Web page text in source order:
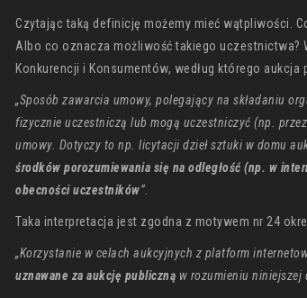
Czytając taką definicję możemy mieć wątpliwości.
Albo co oznacza możliwość takiego uczestnictwa?
Konkurencji i Konsumentów, według którego aukcja
„Sposób zawarcia umowy, polegający na składaniu
fizycznie uczestniczą lub mogą uczestniczyć (np.
umowy. Dotyczy to np. licytacji dzieł sztuki w domu
środków porozumiewania się na odległość (np. w
obecności uczestników”.
Taka interpretacja jest zgodna z motywem nr 24
„Korzystanie w celach aukcyjnych z platform
uznawane za aukcję publiczną w rozumieniu niniejszej